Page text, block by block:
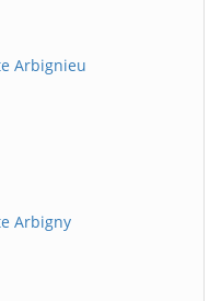
Arbignieu
Arbigny